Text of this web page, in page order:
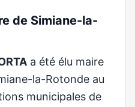
de Simiane-la-
a été élu maire
la-Rotonde au
municipales de